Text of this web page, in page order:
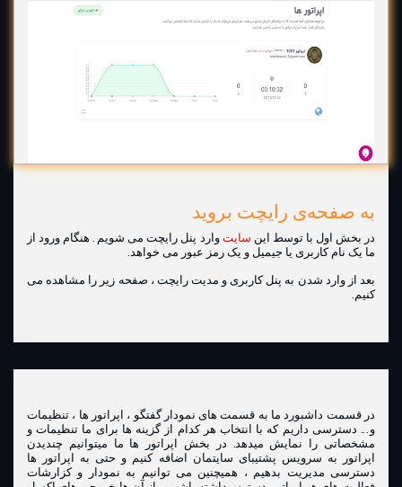
به صفحه‌ی رایچت بروید
در بخش اول با توسط این سایتوارد پنل رایچت می شویم . هنگام ورود از
ما یک نام کاربری یا جیمیل و یک رمز عبور می خواهد.
بعد از وارد شدن به پنل کاربری و مدیت رایچت ، صفحه زیر را مشاهده می
کنیم.
در قسمت داشبورد ما به قسمت های نمودار گفتگو ، اپراتور ها ، تنظیمات
و... دسترسی داریم که با انتخاب هر کدام از گزینه ها برای ما تنظیمات و
مشخصاتی را نمایش میدهد. در بخش اپراتور ها ما میتوانیم چندیدن
اپراتور به سرویس پشتیبای سایتمان اضافه کنیم و حتی به اپراتور ها
دسترسی مدیریت بدهیم ، همیچنین می توانیم به نمودار و کزارشات